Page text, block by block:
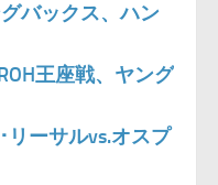
バックス、ハン
王座戦、ヤング
リーサルvs.オスプ